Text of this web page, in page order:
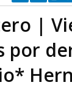
|
por